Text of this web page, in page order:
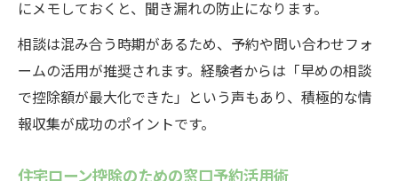
にメモしておくと、聞き漏れの防止になります。
相談は混み合う時期があるため、予約や問い合わせフォ
ームの活用が推奨されます。経験者からは「早めの相談
で控除額が最大化できた」という声もあり、積極的な情
報収集が成功のポイントです。
住宅ローン控除のための窓口予約活用術